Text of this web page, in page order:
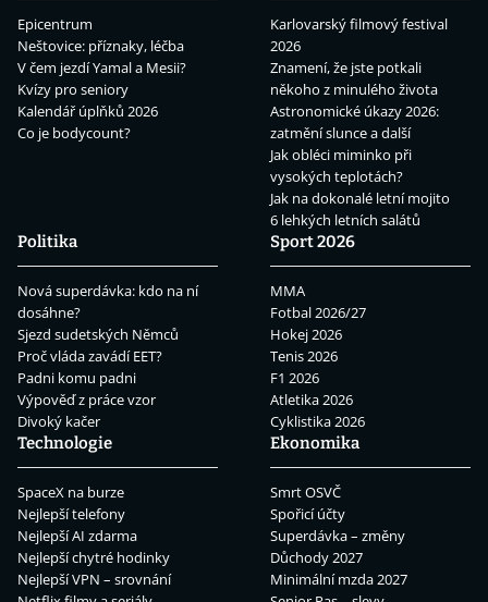
Epicentrum
Neštovice: příznaky, léčba
V čem jezdí Yamal a Mesii?
Kvízy pro seniory
Kalendář úplňků 2026
Co je bodycount?
Karlovarský filmový festival
2026
Znamení, že jste potkali
někoho z minulého života
Astronomické úkazy 2026:
zatmění slunce a další
Jak obléci miminko při
vysokých teplotách?
Jak na dokonalé letní mojito
6 lehkých letních salátů
Politika
Nová superdávka: kdo na ní
dosáhne?
Sjezd sudetských Němců
Proč vláda zavádí EET?
Padni komu padni
Výpověď z práce vzor
Divoký kačer
Sport 2026
MMA
Fotbal 2026/27
Hokej 2026
Tenis 2026
F1 2026
Atletika 2026
Cyklistika 2026
Technologie
SpaceX na burze
Nejlepší telefony
Nejlepší AI zdarma
Nejlepší chytré hodinky
Nejlepší VPN – srovnání
Ekonomika
Smrt OSVČ
Spořicí účty
Superdávka – změny
Důchody 2027
Minimální mzda 2027